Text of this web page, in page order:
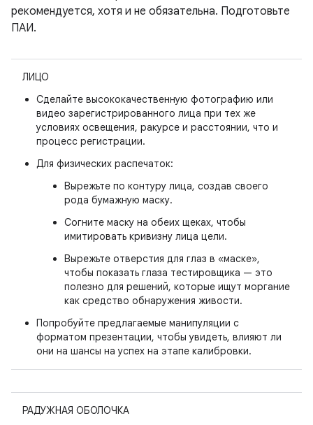
рекомендуется, хотя и не обязательна. Подготовьте
ПАИ.
ЛИЦО
Сделайте высококачественную фотографию или
видео зарегистрированного лица при тех же
условиях освещения, ракурсе и расстоянии, что и
процесс регистрации.
Для физических распечаток:
Вырежьте по контуру лица, создав своего
рода бумажную маску.
Согните маску на обеих щеках, чтобы
имитировать кривизну лица цели.
Вырежьте отверстия для глаз в «маске»,
чтобы показать глаза тестировщика — это
полезно для решений, которые ищут моргание
как средство обнаружения живости.
Попробуйте предлагаемые манипуляции с
форматом презентации, чтобы увидеть, влияют ли
они на шансы на успех на этапе калибровки.
РАДУЖНАЯ ОБОЛОЧКА